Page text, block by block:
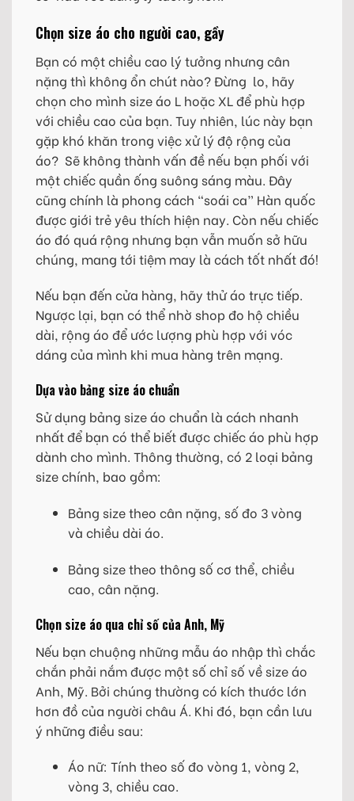
Chọn size áo cho người cao, gầy
Bạn có một chiều cao lý tưởng nhưng cân
nặng thì không ổn chút nào? Đừng lo, hãy
chọn cho mình size áo L hoặc XL để phù hợp
với chiều cao của bạn. Tuy nhiên, lúc này bạn
gặp khó khăn trong việc xử lý độ rộng của
áo? Sẽ không thành vấn đề nếu bạn phối với
một chiếc quần ống suông sáng màu. Đây
cũng chính là phong cách “soái ca” Hàn quốc
được giới trẻ yêu thích hiện nay. Còn nếu chiếc
áo đó quá rộng nhưng bạn vẫn muốn sở hữu
chúng, mang tới tiệm may là cách tốt nhất đó!
Nếu bạn đến cửa hàng, hãy thử áo trực tiếp.
Ngược lại, bạn có thể nhờ shop đo hộ chiều
dài, rộng áo để ước lượng phù hợp với vóc
dáng của mình khi mua hàng trên mạng.
Dựa vào bảng size áo chuẩn
Sử dụng bảng size áo chuẩn là cách nhanh
nhất để bạn có thể biết được chiếc áo phù hợp
dành cho mình. Thông thường, có 2 loại bảng
size chính, bao gồm:
Bảng size theo cân nặng, số đo 3 vòng
và chiều dài áo.
Bảng size theo thông số cơ thể, chiều
cao, cân nặng.
Chọn size áo qua chỉ số của Anh, Mỹ
Nếu bạn chuộng những mẫu áo nhập thì chắc
chắn phải nắm được một số chỉ số về size áo
Anh, Mỹ. Bởi chúng thường có kích thước lớn
hơn đồ của người châu Á. Khi đó, bạn cần lưu
ý những điều sau:
Áo nữ: Tính theo số đo vòng 1, vòng 2,
vòng 3, chiều cao.